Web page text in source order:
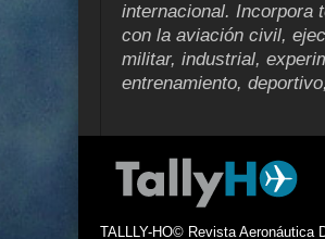
internacional. Incorpora
con la aviación civil,
militar, industrial,
entrenamiento,
TALLLY-HO© Revista Aeronáutica